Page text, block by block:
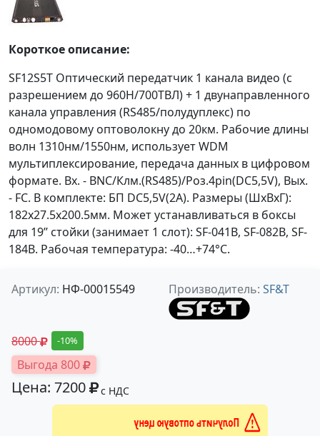
Короткое описание:
SF12S5T Оптический передатчик 1 канала видео (с
разрешением до 960H/700ТВЛ) + 1 двунаправленного
канала управления (RS485/полудуплекс) по
одномодовому оптоволокну до 20км. Рабочие длины
волн 1310нм/1550нм, использует WDM
мультиплексирование, передача данных в цифровом
формате. Вх. - BNC/Клм.(RS485)/Роз.4pin(DC5,5V), Вых.
- FC. В комплекте: БП DC5,5V(2A). Размеры (ШxВxГ):
182x27.5x200.5мм. Может устанавливаться в боксы
для 19’’ стойки (занимает 1 слот): SF-041B, SF-082B, SF-
184B. Рабочая температура: -40…+74°С.
Артикул: НФ-00015549 Производитель: SF&T
8000 -10%
Выгода 800
Цена: 7200 с НДС
Получить оптовую цену